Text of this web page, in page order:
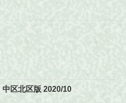
区北区版 2020/10